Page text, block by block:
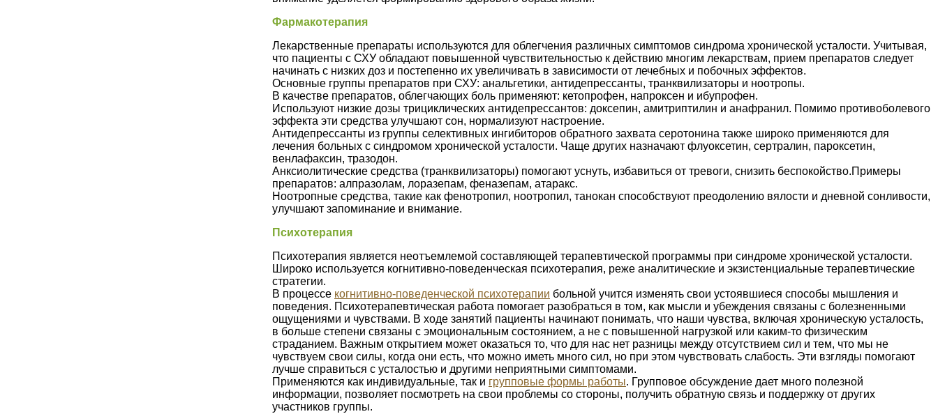
Фармакотерапия
Лекарственные препараты используются для облегчения различных симптомов синдрома хронической усталости. Учитывая,
что пациенты с СХУ обладают повышенной чувствительностью к действию многим лекарствам, прием препаратов следует
начинать с низких доз и постепенно их увеличивать в зависимости от лечебных и побочных эффектов.
Основные группы препаратов при СХУ: анальгетики, антидепрессанты, транквилизаторы и ноотропы.
В качестве препаратов, облегчающих боль применяют: кетопрофен, напроксен и ибупрофен.
Используют низкие дозы трициклических антидепрессантов: доксепин, амитриптилин и анафранил. Помимо противоболевого
эффекта эти средства улучшают сон, нормализуют настроение.
Антидепрессанты из группы селективных ингибиторов обратного захвата серотонина также широко применяются для
лечения больных с синдромом хронической усталости. Чаще других назначают флуоксетин, сертралин, пароксетин,
венлафаксин, тразодон.
Анксиолитические средства (транквилизаторы) помогают уснуть, избавиться от тревоги, снизить беспокойство.Примеры
препаратов: алпразолам, лоразепам, феназепам, атаракс.
Ноотропные средства, такие как фенотропил, ноотропил, танокан способствуют преодолению вялости и дневной сонливости,
улучшают запоминание и внимание.
Психотерапия
Психотерапия является неотъемлемой составляющей терапевтической программы при синдроме хронической усталости.
Широко используется когнитивно-поведенческая психотерапия, реже аналитические и экзистенциальные терапевтические
стратегии.
В процессе когнитивно-поведенческой психотерапии больной учится изменять свои устоявшиеся способы мышления и
поведения. Психотерапевтическая работа помогает разобраться в том, как мысли и убеждения связаны с болезненными
ощущениями и чувствами. В ходе занятий пациенты начинают понимать, что наши чувства, включая хроническую усталость,
в больше степени связаны с эмоциональным состоянием, а не с повышенной нагрузкой или каким-то физическим
страданием. Важным открытием может оказаться то, что для нас нет разницы между отсутствием сил и тем, что мы не
чувствуем свои силы, когда они есть, что можно иметь много сил, но при этом чувствовать слабость. Эти взгляды помогают
лучше справиться с усталостью и другими неприятными симптомами.
Применяются как индивидуальные, так и групповые формы работы. Групповое обсуждение дает много полезной
информации, позволяет посмотреть на свои проблемы со стороны, получить обратную связь и поддержку от других
участников группы.